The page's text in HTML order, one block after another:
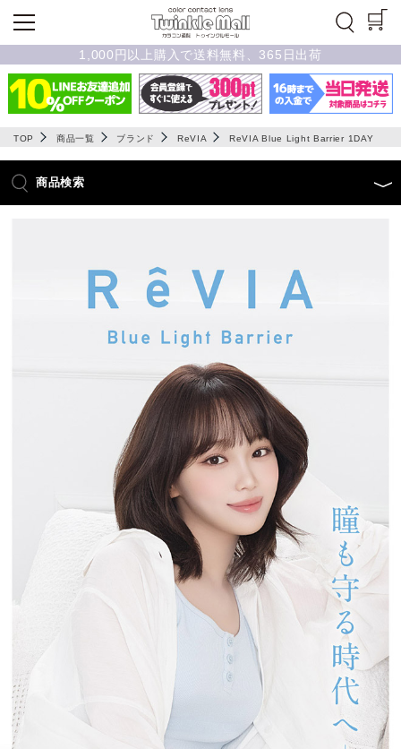
1,000円以上購入で送料無料、365日出荷
TOP 商品一覧 ブランド ReVIA ReVIA Blue Light Barrier 1DAY
商品検索